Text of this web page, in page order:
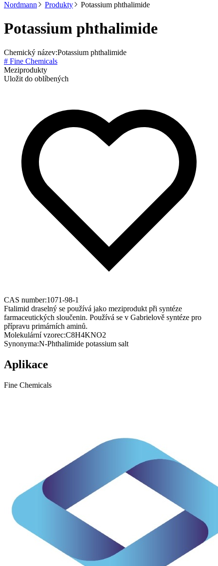
Nordmann Produkty Potassium phthalimide
Potassium phthalimide
Chemický název:Potassium phthalimide
# Fine Chemicals
Meziprodukty
Uložit do oblíbených
CAS number:1071-98-1
Ftalimid draselný se používá jako meziprodukt při syntéze
farmaceutických sloučenin. Používá se v Gabrielově syntéze pro
přípravu primárních aminů.
Molekulární vzorec:C8H4KNO2
Synonyma:N-Phthalimide potassium salt
Aplikace
Fine Chemicals